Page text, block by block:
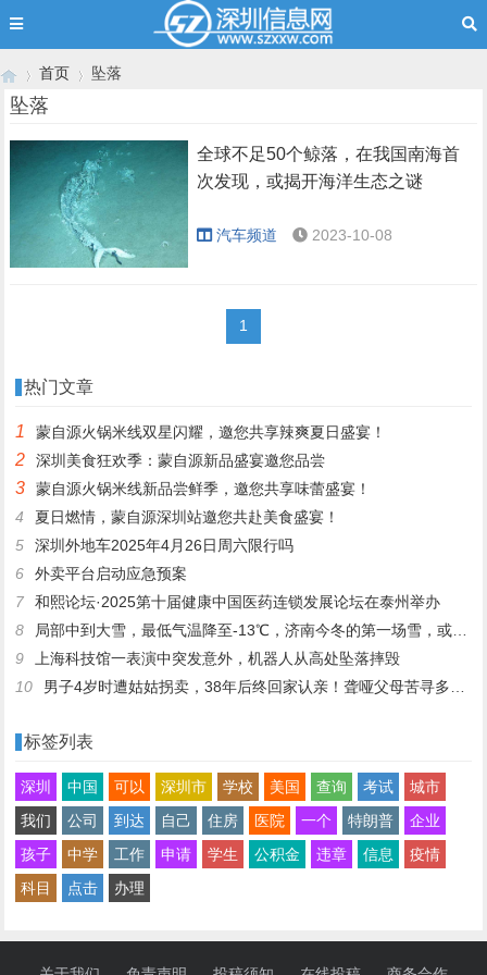
首页
›
坠落
坠落
全球不足50个鲸落，在我国南海首
次发现，或揭开海洋生态之谜
汽车频道 2023-10-08
1
热门文章
1 蒙自源火锅米线双星闪耀，邀您共享辣爽夏日盛宴！
2 深圳美食狂欢季：蒙自源新品盛宴邀您品尝
3
蒙自源火锅米线新品尝鲜季，邀您共享味蕾盛宴！
4
夏日燃情，蒙自源深圳站邀您共赴美食盛宴！
5
深圳外地车2025年4月26日周六限行吗
6
外卖平台启动应急预案
7
和熙论坛·2025第十届健康中国医药连锁发展论坛在泰州举办
8
局部中到大雪，最低气温降至-13℃，济南今冬的第一场雪，或跟去年同一时间！
9
上海科技馆一表演中突发意外，机器人从高处坠落摔毁
10
男子4岁时遭姑姑拐卖，38年后终回家认亲！聋哑父母苦寻多年，母亲已抱憾离世丨红星寻人
标签列表
深圳 中国 可以 深圳市 学校 美国 查询 考试
城市
我们
公司 到达 自己 住房 医院 一个 特朗普
企业
孩子
中学 工作 申请 学生 公积金 违章 信息
疫情
科目
点击 办理